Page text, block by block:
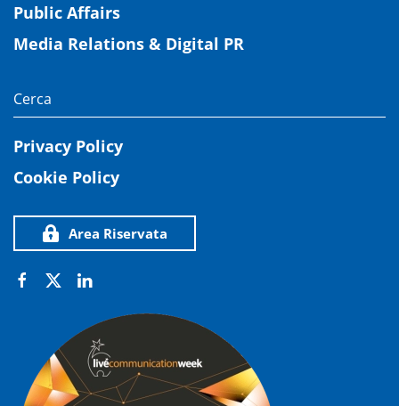
Public Affairs
Media Relations & Digital PR
Privacy Policy
Cookie Policy
Area Riservata